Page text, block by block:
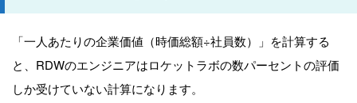
「一人あたりの企業価値（時価総額÷社員数）」を計算する
と、RDWのエンジニアはロケットラボの数パーセントの評価
しか受けていない計算になります。